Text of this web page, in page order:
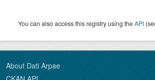
You can also access this registry using theAPI
About Dati Arpae